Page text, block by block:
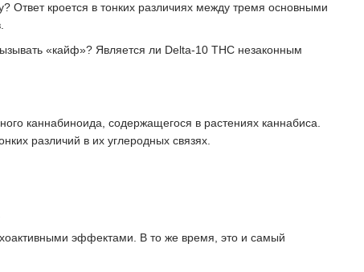
Ответ кроется в тонких различиях между тремя основными
«кайф»? Является ли Delta-10 THC незаконным
каннабиноида, содержащегося в растениях каннабиса.
различий в их углеродных связях.
эффектами. В то же время, это и самый